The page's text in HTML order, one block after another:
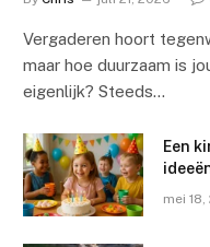
Vergaderen hoort
maar hoe duurzaam is
eigenlijk? Steeds…
Een
mei